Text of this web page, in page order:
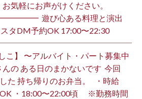
気軽にお声がけください。
遊び心ある料理と演出
タDM予約OK 17:00〜22:30
こ】 〜アルバイト・パート募集中
の ある日のまかないです ⁡ 今回
た 持ち帰りのお弁当。 ⁡ ⁡ ・時給
OK ・18:00〜22:00頃 ※勤務時間